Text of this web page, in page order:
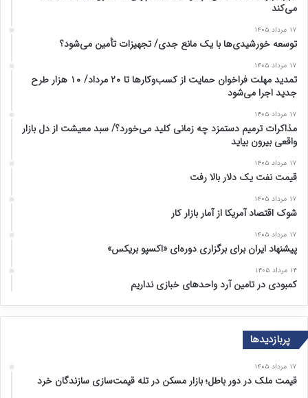
می‌کند
۱۷ مرداد ۱۴۰۵
توسعه خورشیدی‌ها با یک مانع جدی/ تجهیزات تأمین می‌شود؟
۱۷ مرداد ۱۴۰۵
تمدید مهلت فراخوان حمایت از کسب‌وکارها تا ۲۰ مرداد/ ۱۰ هزار طرح
جدید اجرا می‌شود
۱۷ مرداد ۱۴۰۵
مذاکرات ترمیم دستمزد چه زمانی کلید می‌خورد؟/ سبد معیشت از دل بازار
واقعی بیرون بیاید
۱۷ مرداد ۱۴۰۵
قیمت نفت یک دلار بالا رفت
۱۷ مرداد ۱۴۰۵
شوک اقتصاد آمریکا از آمار بازار کار
۱۷ مرداد ۱۴۰۵
پیشنهاد ایران برای برگزاری دوره‌ای «اکسپو بریکس»
۱۴ مرداد ۱۴۰۵
کمبودی در تامین آرد واحد‌های خبازی نداریم
پربازدیدها
۱۷ مرداد ۱۴۰۵
قیمت ملک در دور باطل؛ بازار مسکن در تله قیمت‌سازی سازندگان خرد